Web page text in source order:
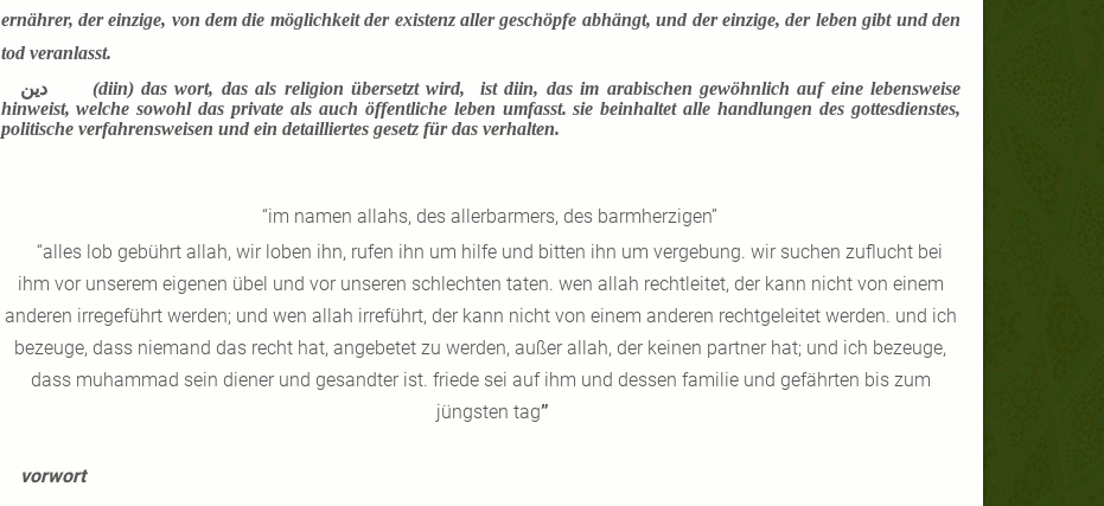
ernährer, der einzige, von dem die möglichkeit der existenz aller geschöpfe abhängt, und der einzige, der leben gibt und den
tod veranlasst.
دين (diin)das wort, das als religion übersetzt wird,
ist diin, das im arabischen gewöhnlich auf eine lebensweise
hinweist, welche sowohl das private als auch öffentliche leben umfasst. sie beinhaltet alle handlungen des gottesdienstes,
politische verfahrensweisen und ein detailliertes gesetz für das verhalten.
“im namen allahs, des allerbarmers, des barmherzigen”
“alles lob gebührt allah, wir loben ihn, rufen ihn um hilfe und bitten ihn um vergebung. wir suchen zuflucht bei
ihm vor unserem eigenen übel und vor unseren schlechten taten. wen allah rechtleitet, der kann nicht von einem
anderen irregeführt werden; und wen allah irreführt, der kann nicht von einem anderen rechtgeleitet werden. und ich
bezeuge, dass niemand das recht hat, angebetet zu werden, außer allah, der keinen partner hat; und ich bezeuge,
dass muhammad sein diener und gesandter ist. friede sei auf ihm und dessen familie und gefährten bis zum
jüngsten tag”
vorwort